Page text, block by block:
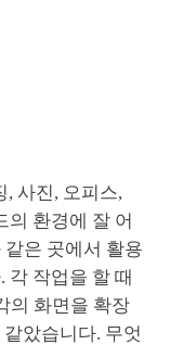
, 사진, 오피스,
의 환경에 잘 어
은 곳에서 활용
각 작업을 할 때
의 화면을 확장
았습니다. 무엇